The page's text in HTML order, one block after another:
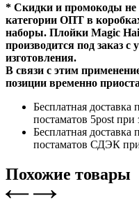
* Скидки и промокоды
категории ОПТ в
наборы. Плойки Magic
производится под заказ
изготовления.
В связи с этим
позиции временно
Бесплатная
постаматов 5post при
Бесплатная
постаматов СДЭК при
Похожие товары